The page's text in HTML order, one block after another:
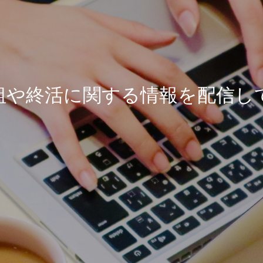
や終活に関する情報を配信し